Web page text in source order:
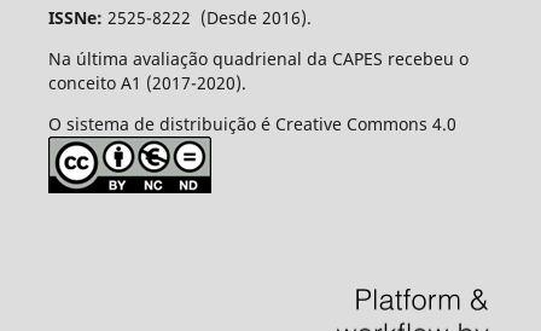
ISSNe: 2525-8222 (Desde 2016).
Na última avaliação quadrienal da CAPES recebeu o
conceito A1 (2017-2020).
O sistema de distribuição é Creative Commons 4.0